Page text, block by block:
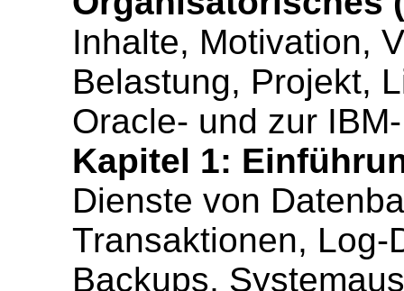
Inhalte, Motivation,
Belastung, Projekt,
Oracle- und zur
Kapitel 1:
Dienste von
Transaktionen,
Backups,